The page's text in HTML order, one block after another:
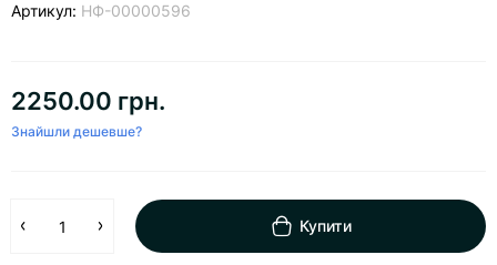
Артикул: НФ-00000596
2250.00 грн.
Знайшли дешевше?
Купити